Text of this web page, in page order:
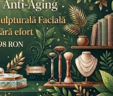
e sfințirea vieții , a
bine ca tinerii sa
trece de treizeci
,cu atat mai
din viețile pe care